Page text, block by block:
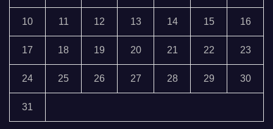
10 11 12 13 14 15 16
17 18 19 20 21 22 23
24 25 26 27 28 29 30
31